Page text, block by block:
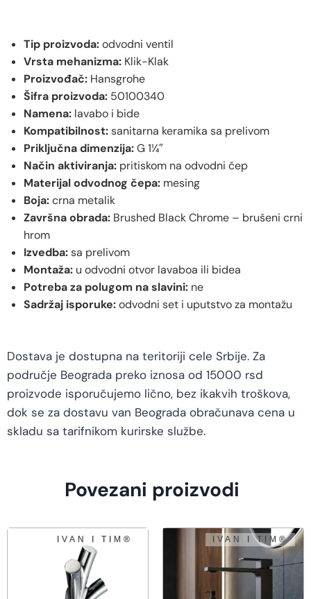
Tip proizvoda:odvodni ventil
Vrsta mehanizma: Klik-Klak
Proizvođač: Hansgrohe
Šifra proizvoda: 50100340
Namena: lavabo i bide
Kompatibilnost:sanitarna keramika sa prelivom
Priključna dimenzija:G 1¼″
Način aktiviranja: pritiskom na odvodni čep
Materijal odvodnog čepa: mesing
Boja:crna metalik
Završna obrada: Brushed Black Chrome – brušeni crni
hrom
Izvedba:sa prelivom
Montaža: u odvodni otvor lavaboa ili bidea
Potreba za polugom na slavini: ne
Sadržaj isporuke:odvodni set i uputstvo za montažu
Dostava je dostupna na teritoriji cele Srbije. Za
područje Beograda preko iznosa od 15000 rsd
proizvode isporučujemo lično, bez ikakvih troškova,
dok se za dostavu van Beograda obračunava cena u
skladu sa tarifnikom kurirske službe.
Povezani proizvodi